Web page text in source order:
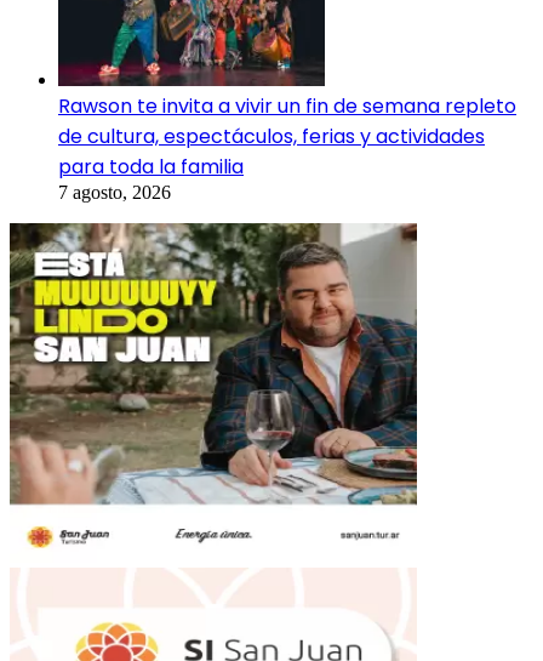
Rawson te invita a vivir un fin de semana repleto
de cultura, espectáculos, ferias y actividades
para toda la familia
7 agosto, 2026